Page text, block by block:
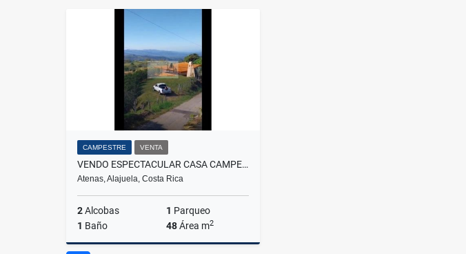
CAMPESTRE VENTA
VENDO ESPECTACULAR CASA CAMPESTRE EN ATENAS. 33-291
Atenas, Alajuela, Costa Rica
2Alcobas 1 Parqueo
1 Baño 48Área m2